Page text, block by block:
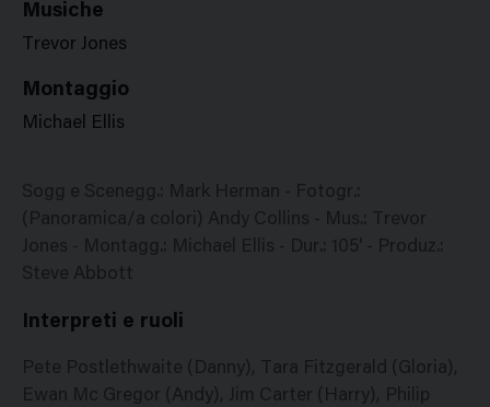
Musiche
Trevor Jones
Montaggio
Michael Ellis
Sogg e Scenegg.: Mark Herman - Fotogr.:
(Panoramica/a colori) Andy Collins - Mus.: Trevor
Jones - Montagg.: Michael Ellis - Dur.: 105' - Produz.:
Steve Abbott
Interpreti e ruoli
Pete Postlethwaite (Danny), Tara Fitzgerald (Gloria),
Ewan Mc Gregor (Andy), Jim Carter (Harry), Philip